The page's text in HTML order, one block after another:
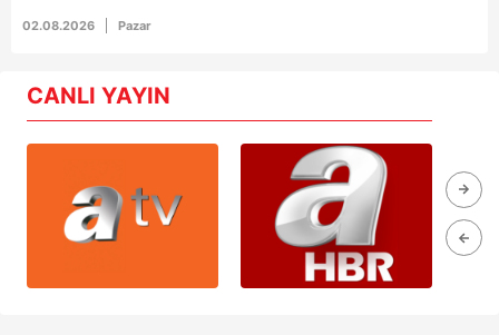
02.08.2026 Pazar
CANLI YAYIN